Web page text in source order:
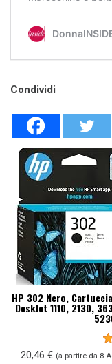
Condividi
HP 302 Nero,
DeskJet 1110, 2130,
20,46 € (a partire da 8